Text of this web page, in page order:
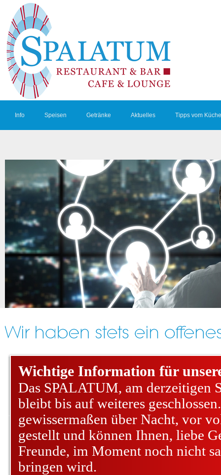
Info Speisen Getränke Aktuelles Tipps vom
Wichtige Information für
Das SPALATUM, am derzeitigen
bleibt bis auf weiteres
gewissermaßen über Nacht, vor
gestellt und können Ihnen, liebe
Freunde, im Moment noch nicht
bringen wird.